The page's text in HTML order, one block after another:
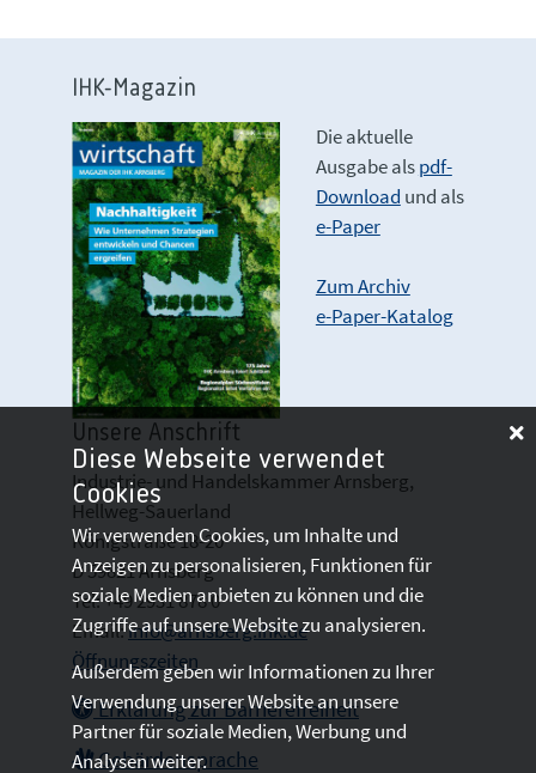
IHK-Magazin
Die aktuelle
Ausgabe alspdf-
Download und als
e-Paper
Zum Archiv
e-Paper-Katalog
Unsere Anschrift
Industrie- und Handelskammer Arnsberg,
Hellweg-Sauerland
Königstraße 18-20
D 59821 Arnsberg
Tel: +49 2931 878 0
Email:info@arnsberg.ihk.de
Öffnungszeiten
Erklärung zur Barrierefreiheit
Gebärdensprache
Diese Webseite verwendet
Cookies
Wir verwenden Cookies, um Inhalte und
Anzeigen zu personalisieren, Funktionen für
soziale Medien anbieten zu können und die
Zugriffe auf unsere Website zu analysieren.
Außerdem geben wir Informationen zu Ihrer
Verwendung unserer Website an unsere
Partner für soziale Medien, Werbung und
Analysen weiter.